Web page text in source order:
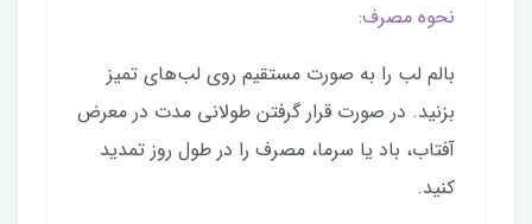
نحوه مصرف:
بالم لب را به صورت مستقیم روی لب‌های تمیز
بزنید. در صورت قرار گرفتن طولانی مدت در معرض
آفتاب، باد یا سرما، مصرف را در طول روز تمدید
کنید.